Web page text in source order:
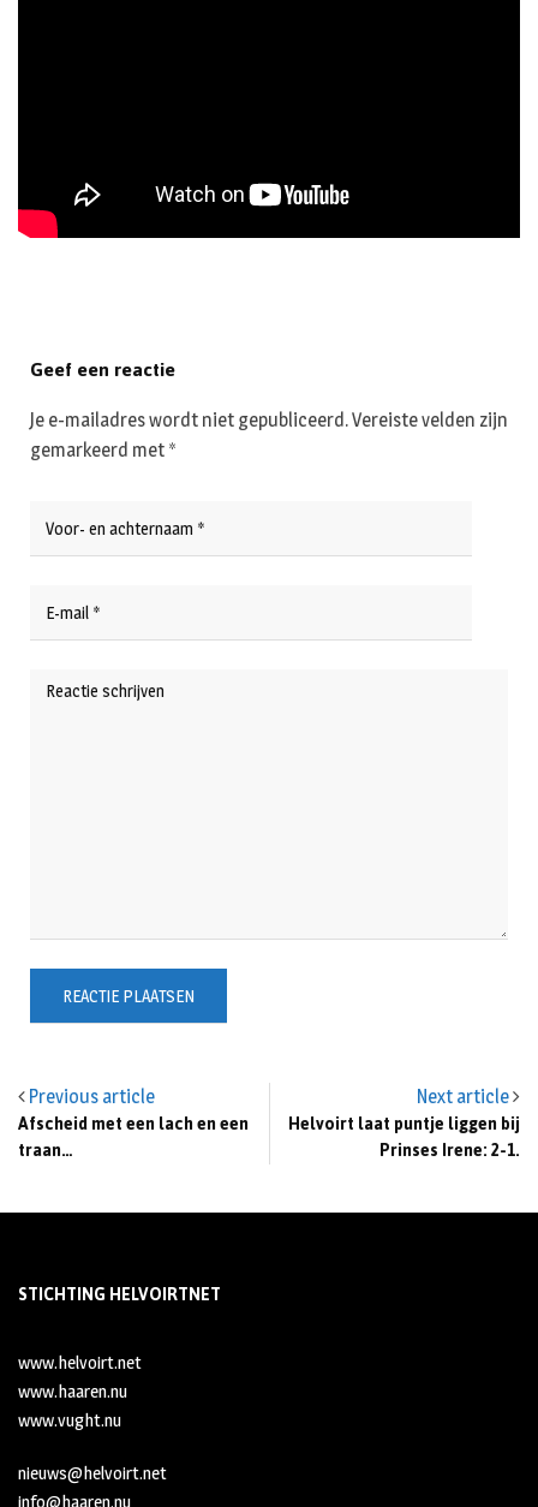
Previous article
Afscheid met een lach en een
traan…
Next article
Helvoirt laat puntje liggen bij
Prinses Irene: 2-1.
Geef een reactie
Je e-mailadres wordt niet gepubliceerd.Vereiste velden zijn
gemarkeerd met *
STICHTING HELVOIRTNET
www.helvoirt.net
www.haaren.nu
www.vught.nu
nieuws@helvoirt.net
info@haaren.nu